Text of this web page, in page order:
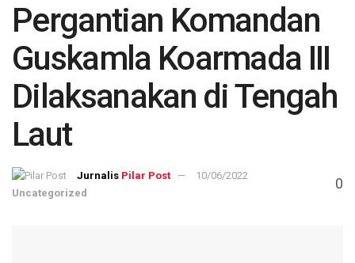
Pergantian Komandan
Guskamla Koarmada III
Dilaksanakan di Tengah
Laut
Pilar Post
10/06/2022
Uncategorized
0